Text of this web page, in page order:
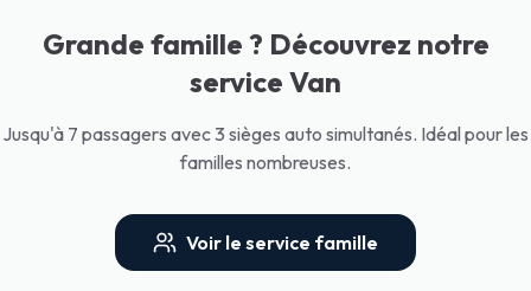
Grande famille ? Découvrez notre
service Van
Jusqu'à 7 passagers avec 3 sièges auto simultanés. Idéal pour les
familles nombreuses.
Voir le service famille